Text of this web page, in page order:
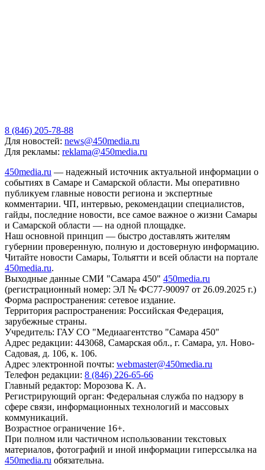
8 (846) 205-78-88
Для новостей: news@450media.ru
Для рекламы: reklama@450media.ru
450media.ru — надежный источник актуальной информации о
событиях в Самаре и Самарской области. Мы оперативно
публикуем главные новости региона и экспертные
комментарии. ЧП, интервью, рекомендации специалистов,
гайды, последние новости, все самое важное о жизни Самары
и Самарской области — на одной площадке.
Наш основной принцип — быстро доставлять жителям
губернии проверенную, полную и достоверную информацию.
Читайте новости Самары, Тольятти и всей области на портале
450media.ru.
Выходные данные СМИ "Самара 450" 450media.ru
(регистрационный номер: ЭЛ № ФС77-90097 от 26.09.2025 г.)
Форма распространения: сетевое издание.
Территория распространения: Российская Федерация,
зарубежные страны.
Учредитель: ГАУ СО "Медиаагентство "Самара 450"
Адрес редакции: 443068, Самарская обл., г. Самара, ул. Ново-
Садовая, д. 106, к. 106.
Адрес электронной почты: webmaster@450media.ru
Телефон редакции: 8 (846) 226-65-66
Главный редактор: Морозова К. А.
Регистрирующий орган: Федеральная служба по надзору в
сфере связи, информационных технологий и массовых
коммуникаций.
Возрастное ограничение 16+.
При полном или частичном использовании текстовых
материалов, фотографий и иной информации гиперссылка на
450media.ru обязательна.